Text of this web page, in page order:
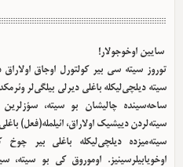
سایین اوخوجولار!
توروز سیته سی بیر کولتورل اوجاق اولا‌راق
سیته دیلچی‌لیکله باغلی دیرلی بیلگی‌لر
ساحه‌سینده چالیشان بو سیته، سؤزلرین
سیته‌لردن دییشیک اولا‌راق، ائیلمله(فعل)
سیته‌میزده دیلچی‌لیکله باغلی بیر چوخ
اوخویابیلرسینیز. اوموروق کی بو سیته،